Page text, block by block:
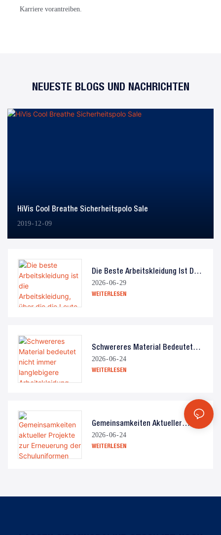
Karriere vorantreiben.
NEUESTE BLOGS UND NACHRICHTEN
HiVis Cool Breathe Sicherheitspolo Sale
2019 12 09
Die Beste Arbeitskleidung Ist Die
Arbeitskleidung, Über Die Die
Leute Nicht Mehr Nachdenken.
2026 06 29
WEITERLESEN
Schwereres Material Bedeutet
Nicht Immer Langlebigere
Arbeitskleidung.
2026 06 24
WEITERLESEN
Gemeinsamkeiten Aktueller
Projekte Zur Erneuerung Der
Schuluniformen
2026 06 24
WEITERLESEN